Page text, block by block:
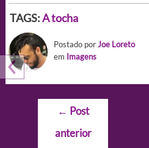
TAGS:A tocha
Postado porJoe Loreto
em Imagens
Navegação
Post
← Post
anterior